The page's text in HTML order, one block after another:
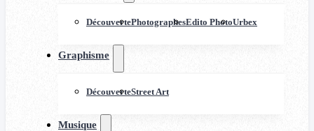
DécouvertePhotographesEdito PhotoUrbex
Graphisme
DécouverteStreet Art
Musique